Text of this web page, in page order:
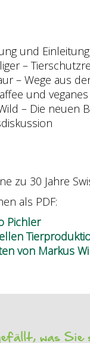
und
–
– Wege aus
und
– Die
zu 30 Jahre
als PDF:
Pichler
von Markus
was Sie